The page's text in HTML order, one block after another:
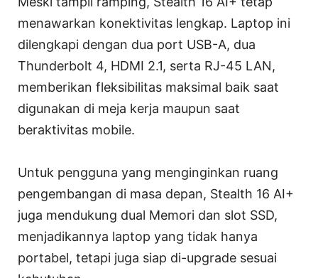
menawarkan konektivitas lengkap. Laptop ini
dilengkapi dengan dua port USB-A, dua
Thunderbolt 4, HDMI 2.1, serta RJ-45 LAN,
memberikan fleksibilitas maksimal baik saat
digunakan di meja kerja maupun saat
beraktivitas mobile.
Untuk pengguna yang menginginkan ruang
pengembangan di masa depan, Stealth 16 AI+
juga mendukung dual Memori dan slot SSD,
menjadikannya laptop yang tidak hanya
portabel, tetapi juga siap di-upgrade sesuai